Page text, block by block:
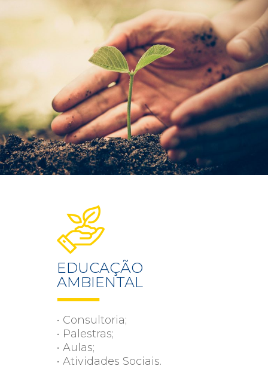
EDUCAÇÃO
AMBIENTAL
• Consultoria;
• Palestras;
• Aulas;
• Atividades Sociais.